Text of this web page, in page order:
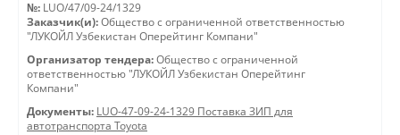
№: LUO/47/09-24/1329
Заказчик(и): Общество с ограниченной ответственностью
"ЛУКОЙЛ Узбекистан Оперейтинг Компани"
Организатор тендера: Общество с ограниченной
ответственностью "ЛУКОЙЛ Узбекистан Оперейтинг
Компани"
Документы: LUO-47-09-24-1329 Поставка ЗИП для
автотранспорта Toyota